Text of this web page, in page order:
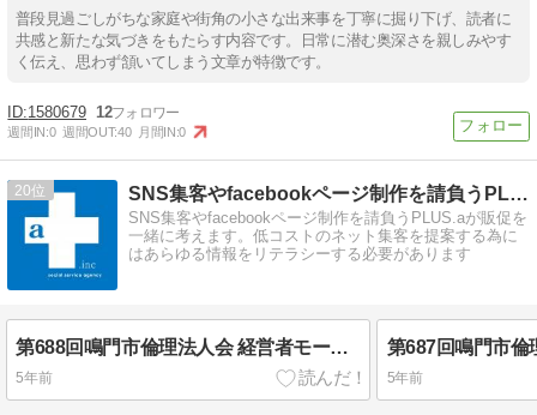
普段見過ごしがちな家庭や街角の小さな出来事を丁寧に掘り下げ、読者に
共感と新たな気づきをもたらす内容です。日常に潜む奥深さを親しみやす
く伝え、思わず頷いてしまう文章が特徴です。
1580679 12
週間IN:0 週間OUT:40 月間IN:0
20 SNS集客やfacebookページ制作を請負うPLUS.a
SNS集客やfacebookページ制作を請負うPLUS.aが販促を
一緒に考えます。低コストのネット集客を提案する為に
はあらゆる情報をリテラシーする必要があります
第688回鳴門市倫理法人会 経営者モーニングセミナー(WEB企画とSNS集客のPLUS.a)
5年前 5年前